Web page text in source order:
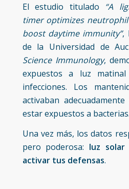
El estudio titulado “A
timer optimizes
boost daytime immunity”,
de la Universidad de
Science Immunology,
expuestos a luz
infecciones. Los
activaban
estar expuestos a bacterias.
Una vez más, los datos
pero poderosa: luz solar
activar tus defensas.